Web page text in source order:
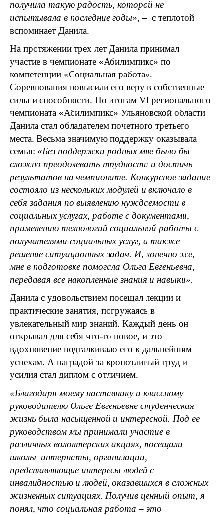
получила такую радость, которой не
испытывала в последние годы», – ­ с теплотой
вспоминает Данила.
На протяжении трех лет Данила принимал
участие в чемпионате «Абилимпикс» по
компетенции «Социальная работа».
Соревнования повысили его веру в собственные
силы и способности. По итогам VI регионального
чемпионата «Абилимпикс» Ульяновской области
Данила стал обладателем почетного третьего
места. Весьма значимую поддержку оказывала
семья: «Без поддержки родных мне было бы
сложно преодолевать трудности и достичь
результатов на чемпионате. Конкурсное задание
состояло из нескольких модулей и включало в
себя задания по выявлению нуждаемости в
социальных услугах, работе с документами,
применению технологий социальной работы с
получателями социальных услуг, а также
решение ситуационных задач. И, конечно же,
мне в подготовке помогала Ольга Евгеньевна,
передавая все накопленные знания и навыки».
Данила с удовольствием посещал лекции и
практические занятия, погружаясь в
увлекательный мир знаний. Каждый день он
открывал для себя что-то новое, и это
вдохновение подталкивало его к дальнейшим
успехам. А наградой за кропотливый труд и
усилия стал диплом с отличием.
«Благодаря моему наставнику и классному
руководителю Ольге Евгеньевне студенческая
жизнь была насыщенной и интересной. Под ее
руководством мы принимали участие в
различных волонтерских акциях, посещали
школы–интернаты, организации,
представляющие интересы людей с
инвалидностью и людей, оказавшихся в сложных
жизненных ситуациях. Получив ценный опыт, я
понял, что социальная работа ­– это